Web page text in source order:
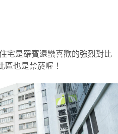
宅是羅賓還蠻喜歡的強烈對比
區也是禁菸喔！